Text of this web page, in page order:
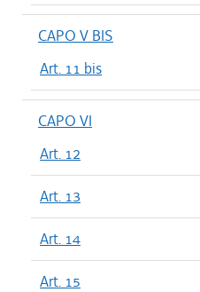
CAPO V BIS
Art. 11 bis
CAPO VI
Art. 12
Art. 13
Art. 14
Art. 15